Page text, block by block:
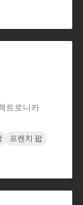
트로니카
프렌치 팝